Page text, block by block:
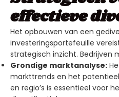
effectieve
Het opbouwen van een
investeringsportefeuille
strategisch inzicht. Bedrijven
Grondige marktanalyse:
markttrends en het
en regio’s is essentieel voor